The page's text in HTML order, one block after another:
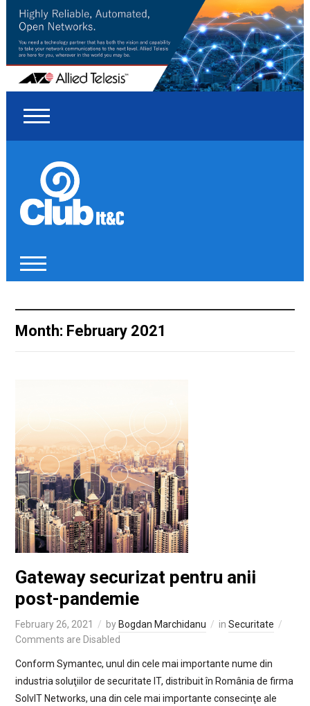
Month: February 2021
Gateway securizat pentru anii
post-pandemie
February 26, 2021 by Bogdan Marchidanu in Securitate
Comments are Disabled
Conform Symantec, unul din cele mai importante nume din
industria soluţiilor de securitate IT, distribuit în România de firma
SolvIT Networks, una din cele mai importante consecinţe ale